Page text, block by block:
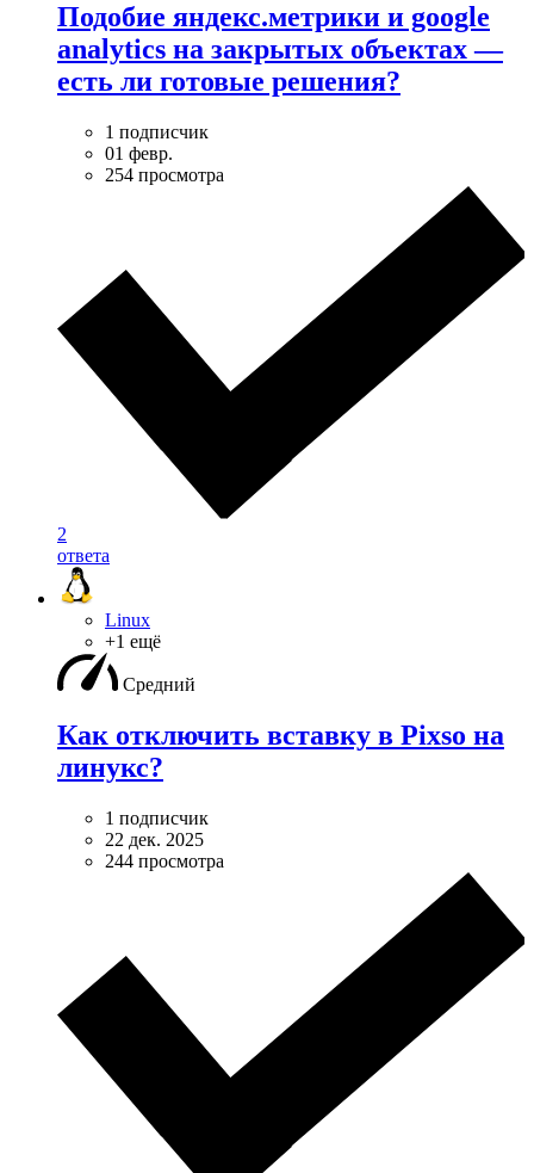
Подобие яндекс.метрики и google
analytics на закрытых объектах —
есть ли готовые решения?
1 подписчик
01 февр.
254 просмотра
2
ответа
Linux
+1 ещё
Средний
Как отключить вставку в Pixso на
линукс?
1 подписчик
22 дек. 2025
244 просмотра